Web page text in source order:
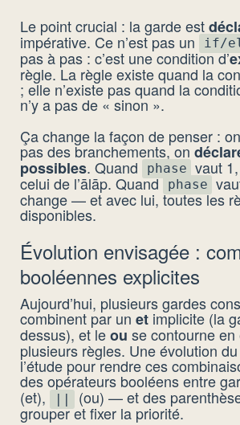
Le point crucial : la garde est
impérative. Ce n’est pas un if/
pas à pas : c’est une condition d’
règle. La règle existe quand la
; elle n’existe pas quand la
n’y a pas de « sinon ».
Ça change la façon de penser :
pas des branchements, on
possibles. Quand phase vaut
celui de l’ālāp. Quand phase
change — et avec lui, toutes les
disponibles.
Évolution envisagée :
booléennes explicites
Aujourd’hui, plusieurs gardes
combinent par un et implicite (la
dessus), et leou se contourne en
plusieurs règles. Une évolution
l’étude pour rendre ces
des opérateurs booléens entre
(et), (ou) — et des
grouper et fixer la priorité.